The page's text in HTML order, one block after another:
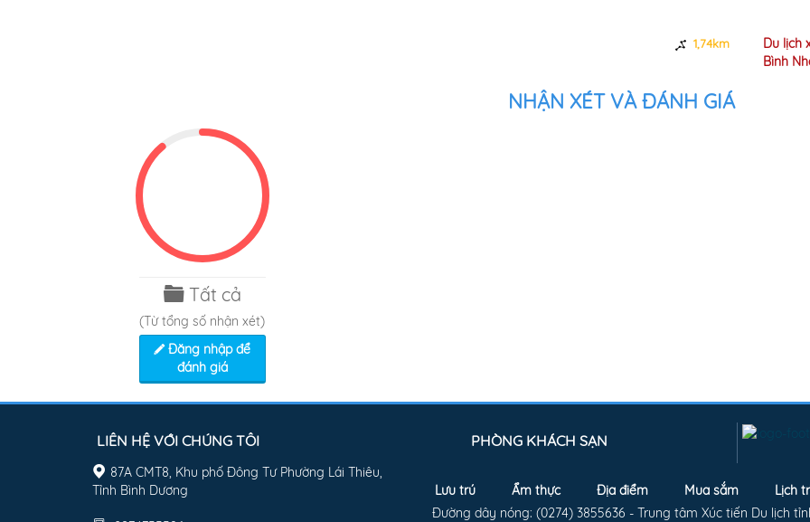
Du lịch xanh Dìn Kí -
NHẬN XÉT VÀ ĐÁNH GIÁ
Tất cả
(Từ tổng số nhận xét)
Đăng nhập để
đánh giá
LIÊN HỆ VỚI CHÚNG TÔI
87A CMT8, Khu phố Đông Tư Phường Lái Thiêu,
Tỉnh Bình Dương
PHÒNG KHÁCH SẠN
Lưu trú Ẩm thực Địa điểm Mua sắm
Lịch
Đường dây nóng: (0274) 3855636 - Trung tâm Xúc tiến Du lịch